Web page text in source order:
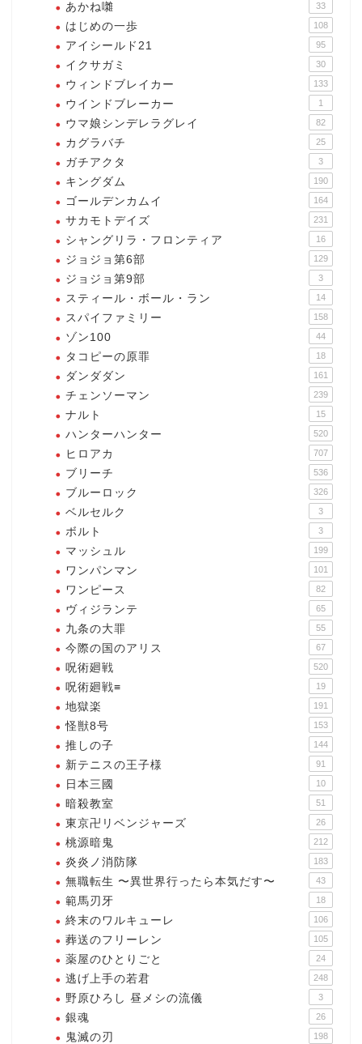
あかね囃 33
はじめの一歩 108
アイシールド21 95
イクサガミ 30
ウィンドブレイカー 133
ウインドブレーカー 1
ウマ娘シンデレラグレイ 82
カグラバチ 25
ガチアクタ 3
キングダム 190
ゴールデンカムイ 164
サカモトデイズ 231
シャングリラ・フロンティア 16
ジョジョ第6部 129
ジョジョ第9部 3
スティール・ボール・ラン 14
スパイファミリー 158
ゾン100 44
タコピーの原罪 18
ダンダダン 161
チェンソーマン 239
ナルト 15
ハンターハンター 520
ヒロアカ 707
ブリーチ 536
ブルーロック 326
ベルセルク 3
ボルト 3
マッシュル 199
ワンパンマン 101
ワンピース 82
ヴィジランテ 65
九条の大罪 55
今際の国のアリス 67
呪術廻戦 520
呪術廻戦≡ 19
地獄楽 191
怪獣8号 153
推しの子 144
新テニスの王子様 91
日本三國 10
暗殺教室 51
東京卍リベンジャーズ 26
桃源暗鬼 212
炎炎ノ消防隊 183
無職転生 〜異世界行ったら本気だす〜 43
範馬刃牙 18
終末のワルキューレ 106
葬送のフリーレン 105
薬屋のひとりごと 24
逃げ上手の若君 248
野原ひろし 昼メシの流儀 3
銀魂 26
鬼滅の刃 198